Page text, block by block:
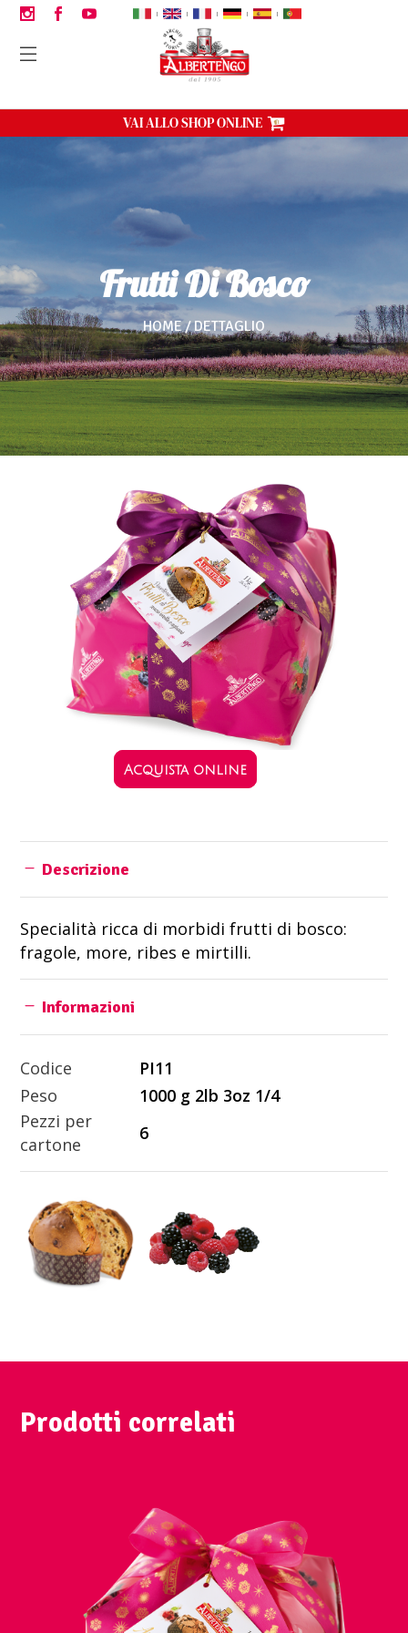
| | | | |
VAI ALLO SHOP ONLINE
Frutti Di Bosco
HOME DETTAGLIO
Acquista online
Descrizione
Specialità ricca di morbidi frutti di bosco:
fragole, more, ribes e mirtilli.
Informazioni
Codice
PI11
Peso
1000 g 2lb 3oz 1/4
Pezzi per
cartone
6
Prodotti correlati
VISUALIZZA